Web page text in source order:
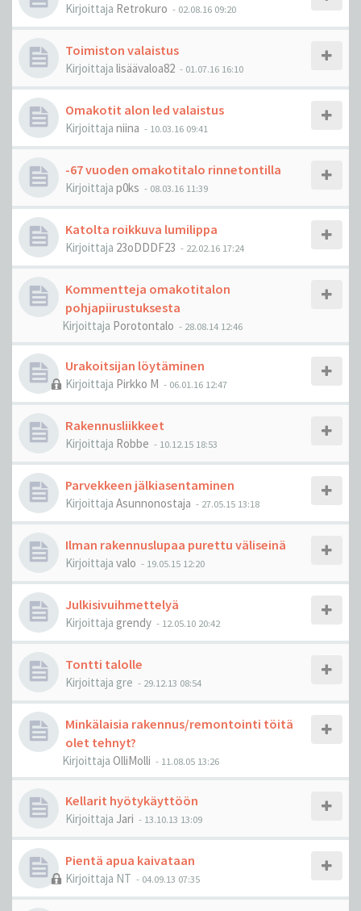
Kirjoittaja Retrokuro - 02.08.16 09:20
Toimiston valaistus
Kirjoittaja lisäävaloa82 - 01.07.16 16:10
Omakotit alon led valaistus
Kirjoittaja niina - 10.03.16 09:41
-67 vuoden omakotitalo rinnetontilla
Kirjoittaja p0ks - 08.03.16 11:39
Katolta roikkuva lumilippa
Kirjoittaja 23oDDDF23 - 22.02.16 17:24
Kommentteja omakotitalon
pohjapiirustuksesta
Kirjoittaja Porotontalo - 28.08.14 12:46
Urakoitsijan löytäminen
Kirjoittaja Pirkko M - 06.01.16 12:47
Rakennusliikkeet
Kirjoittaja Robbe - 10.12.15 18:53
Parvekkeen jälkiasentaminen
Kirjoittaja Asunnonostaja - 27.05.15 13:18
Ilman rakennuslupaa purettu väliseinä
Kirjoittaja valo - 19.05.15 12:20
Julkisivuihmettelyä
Kirjoittaja grendy - 12.05.10 20:42
Tontti talolle
Kirjoittaja gre - 29.12.13 08:54
Minkälaisia rakennus/remontointi töitä
olet tehnyt?
Kirjoittaja OlliMolli - 11.08.05 13:26
Kellarit hyötykäyttöön
Kirjoittaja Jari - 13.10.13 13:09
Pientä apua kaivataan
Kirjoittaja NT - 04.09.13 07:35